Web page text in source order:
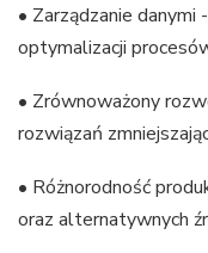
• Zarządzanie danymi
optymalizacji
• Zrównoważony
rozwiązań
• Różnorodność
oraz alternatywnych